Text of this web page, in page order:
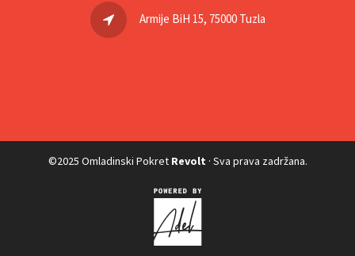
Armije BiH 15, 75000 Tuzla
©2025 Omladinski Pokret Revolt · Sva prava zadržana.